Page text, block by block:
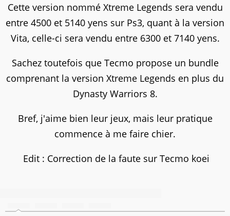
Cette version nommé Xtreme Legends sera vendu
entre 4500 et 5140 yens sur Ps3, quant à la version
Vita, celle-ci sera vendu entre 6300 et 7140 yens.
Sachez toutefois que Tecmo propose un bundle
comprenant la version Xtreme Legends en plus du
Dynasty Warriors 8.
Bref, j'aime bien leur jeux, mais leur pratique
commence à me faire chier.
Edit : Correction de la faute sur Tecmo koei